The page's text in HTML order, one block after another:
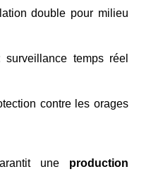
double pour milieu
surveillance temps réel
contre les orages
une production